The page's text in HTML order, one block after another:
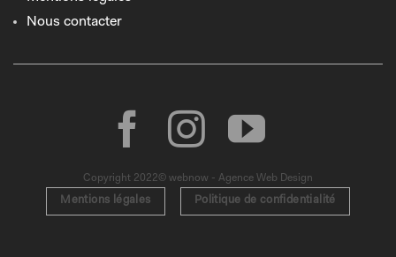
Nous contacter
Copyright 2022© webnow - Agence Web Design
Mentions légales Politique de confidentialité